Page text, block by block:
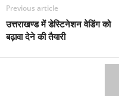
Previous article
उत्तराखण्ड में डेस्टिनेशन वेडिंग को
बढ़ावा देने की तैयारी